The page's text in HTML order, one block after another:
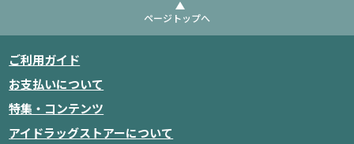
ページトップへ
ご利用ガイド
お支払いについて
特集・コンテンツ
アイドラッグストアーについて